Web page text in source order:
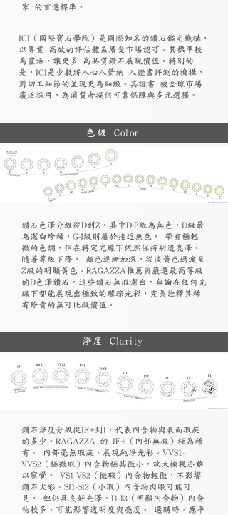
家 的首選標準。
​IGI（國際寶石學院）是國際知名的鑽石鑑定機構，
以專業 高效的評估體系廣受市場認可。其標準較
為靈活，讓更多 高品質鑽石展現價值。特別的
是，IGI是少數將八心八箭納 入證書評測的機構，
對切工細節的呈現更為細緻。其證書 被全球市場
廣泛採用，為消費者提供可靠保障與多元選擇。
色級 Color
鑽石色澤分級從D到Z，其中D-F級為無色，D級最
為潔白珍稀，G-J級則屬於接近無色， 帶有極輕
微的色調，但在特定光線下依然保持剔透亮澤。
隨著等級下降， 顏色逐漸加深，從淡黃色過渡至
Z級的明顯黃色。RAGAZZA推薦與嚴選最高等級
的D色澤鑽石，這些鑽石無瑕潔白，無論在任何光
線下都能展現出極致的璀璨光彩，完美詮釋其稀
有珍貴的無可比擬價值。
淨度 Clarity
鑽石淨度分級從IF+到I，代表內含物與表面瑕疵
的多少。RAGAZZA 的 IF+（內部無瑕）極為稀
有， 內部毫無瑕疵，展現純淨光彩。VVS1-
VVS2（極微瑕）內含物極其微小，放大檢視亦難
以察覺。 VS1-VS2（微瑕）內含物輕微，不影響
鑽石火彩。SI1-SI2（小瑕）內含物肉眼可能可
見， 但仍具良好光澤。I1-I3（明顯內含物）內含
物較多，可能影響透明度與亮度。 選購時，應平